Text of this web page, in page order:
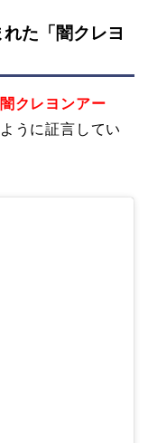
た「闇クレヨ
闇クレヨンアー
うに証言してい